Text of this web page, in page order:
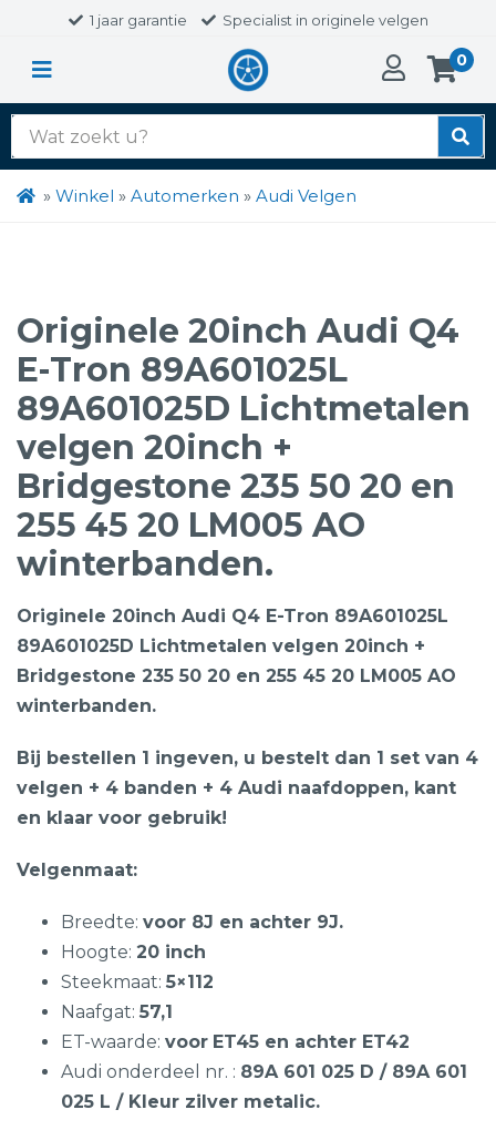
1 jaar garantie Specialist in originele velgen
0
Zoek
naar:
» Winkel » Automerken » Audi Velgen
Originele 20inch Audi Q4
E-Tron 89A601025L
89A601025D Lichtmetalen
velgen 20inch +
Bridgestone 235 50 20 en
255 45 20 LM005 AO
winterbanden.
Originele 20inch Audi Q4 E-Tron 89A601025L
89A601025D Lichtmetalen velgen 20inch +
Bridgestone 235 50 20 en 255 45 20 LM005 AO
winterbanden.
Bij bestellen 1 ingeven, u bestelt dan 1 set van 4
velgen + 4 banden + 4 Audi naafdoppen, kant
en klaar voor gebruik!
Velgenmaat:
Breedte: voor 8J en achter 9J.
Hoogte: 20 inch
Steekmaat: 5×112
Naafgat: 57,1
ET-waarde: voor ET45 en achter ET42
Audi onderdeel nr. : 89A 601 025 D / 89A 601
025 L / Kleur zilver metalic.